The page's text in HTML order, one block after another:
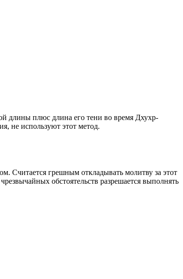
длины плюс длина его тени во время Дхухр-
не используют этот метод.
Считается грешным откладывать молитву за этот
обстоятельств разрешается выполнять